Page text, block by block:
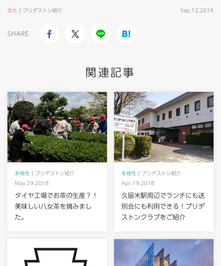
文化 ブリヂストン紹介 Sep.12.2018
SHARE
関連記事
タイヤ工場でお茶の生産？！
美味しい八女茶を摘みまし
た。
多様性
ブリヂストン紹介
May.29.2018
久留米駅周辺でランチにも送
別会にも利用できる！ブリヂ
ストンクラブをご紹介
多様性
ブリヂストン紹介
Apr.19.2018